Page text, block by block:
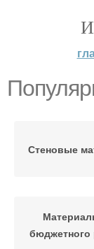
Стеновые
бюджетного